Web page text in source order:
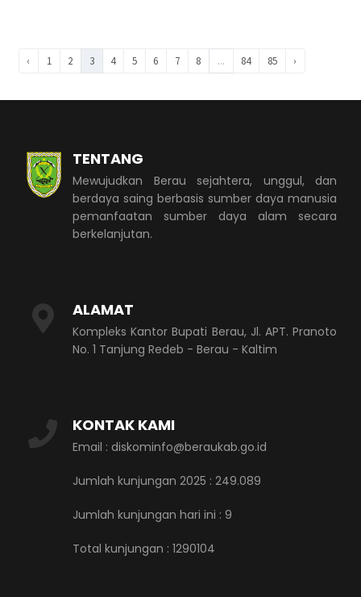
‹ 1 2 3 4 5 6 7 8 ... 84 85 ›
TENTANG
Mewujudkan Berau sejahtera, unggul, dan
berdaya saing berbasis sumber daya manusia
pemanfaatan sumber daya alam secara
berkelanjutan.
ALAMAT
Kompleks Kantor Bupati Berau, Jl. APT. Pranoto
No. 1 Tanjung Redeb - Berau - Kaltim
KONTAK KAMI
Email : diskominfo@beraukab.go.id
Jumlah kunjungan 2025 : 249.089
Jumlah kunjungan hari ini : 9
Total kunjungan : 1290104